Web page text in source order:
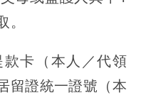
卡（本人／代領
留證統一證號（本